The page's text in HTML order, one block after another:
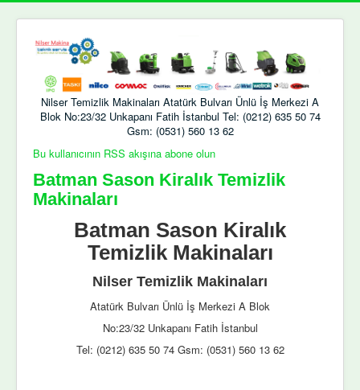
Nilser Temizlik Makinaları Atatürk Bulvarı Ünlü İş Merkezi A
Blok No:23/32 Unkapanı Fatih İstanbul Tel: (0212) 635 50 74
Gsm: (0531) 560 13 62
Bu kullanıcının RSS akışına abone olun
Batman Sason Kiralık Temizlik
Makinaları
Batman Sason Kiralık
Temizlik Makinaları
Nilser Temizlik Makinaları
Atatürk Bulvarı Ünlü İş Merkezi A Blok
No:23/32 Unkapanı Fatih İstanbul
Tel: (0212) 635 50 74 Gsm: (0531) 560 13 62